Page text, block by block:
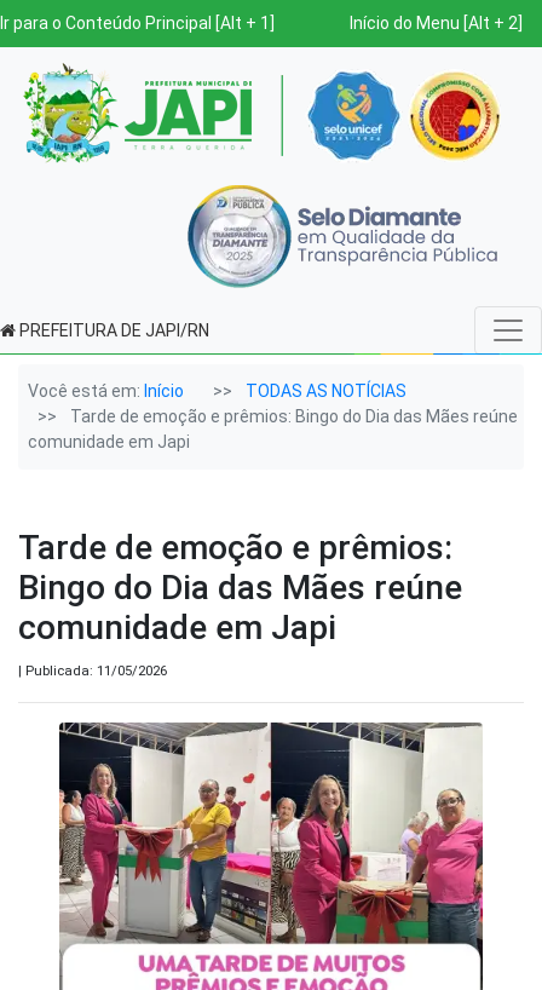
Ir para o Conteúdo Principal [Alt + 1] Início do Menu [Alt + 2]
PREFEITURA DE JAPI/RN
Você está em: Início
TODAS AS NOTÍCIAS
Tarde de emoção e prêmios: Bingo do Dia das Mães reúne
comunidade em Japi
Tarde de emoção e prêmios:
Bingo do Dia das Mães reúne
comunidade em Japi
| Publicada: 11/05/2026